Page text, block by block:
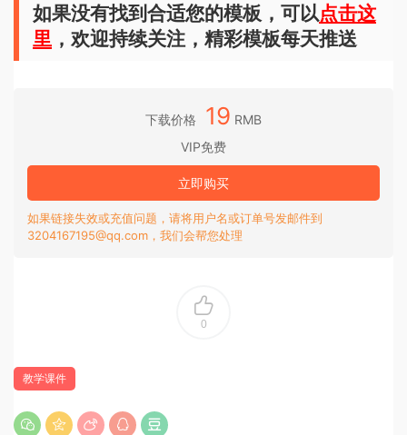
如果没有找到合适您的模板，可以点击这
里 ，欢迎持续关注，精彩模板每天推送
下载价格 19 RMB
VIP免费
立即购买
如果链接失效或充值问题，请将用户名或订单号发邮件到
3204167195@qq.com，我们会帮您处理
0
教学课件